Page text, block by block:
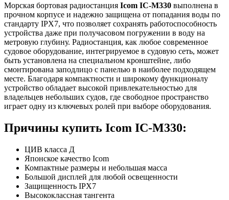
Морская бортовая радиостанция Icom IC-M330 выполнена в
прочном корпусе и надежно защищена от попадания воды по
стандарту IPX7, что позволяет сохранять работоспособность
устройства даже при получасовом погружении в воду на
метровую глубину. Радиостанция, как любое современное
судовое оборудование, интегрируемое в судовую сеть, может
быть установлена на специальном кронштейне, либо
смонтирована заподлицо с панелью в наиболее подходящем
месте. Благодаря компактности и широкому функционалу
устройство обладает высокой привлекательностью для
владельцев небольших судов, где свободное пространство
играет одну из ключевых ролей при выборе оборудования.
Причины купить Icom IC-M330:
ЦИВ класса Д
Японское качество Icom
Компактные размеры и небольшая масса
Большой дисплей для любой освещенности
Защищенность IPX7
Высококлассная тангента